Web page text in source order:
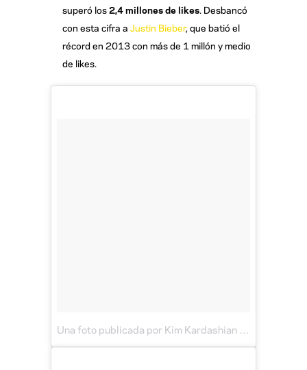
superó los2,4 millones de likes. Desbancó
con esta cifra a Justin Bieber, que batió el
récord en 2013 con más de 1 millón y medio
de likes.
Una foto publicada por Kim Kardashian West (@kimkardashian)